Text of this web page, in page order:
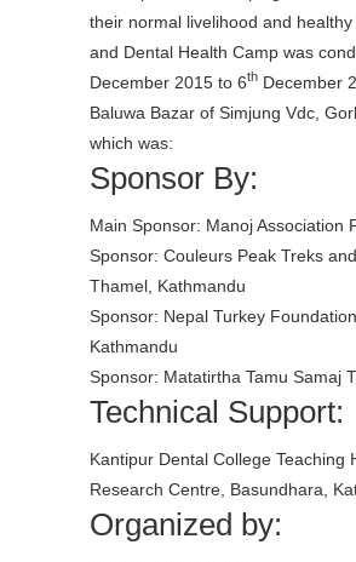
their normal livelihood and
and Dental Health Camp was
December 2015 to 6th December
Baluwa Bazar of Simjung Vdc,
which was:
Sponsor By:
Main Sponsor: Manoj Association
Sponsor: Couleurs Peak Treks
Thamel, Kathmandu
Sponsor: Nepal Turkey Foundation,
Kathmandu
Sponsor: Matatirtha Tamu Samaj
Technical Support:
Kantipur Dental College Teaching
Research Centre, Basundhara,
Organized by: